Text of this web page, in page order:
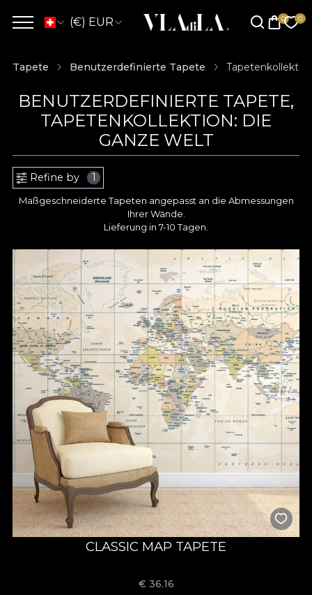
(€) EUR
Tapete Benutzerdefinierte Tapete
BENUTZERDEFINIERTE TAPETE,
TAPETENKOLLEKTION: DIE
GANZE WELT
Refine by 1
Maßgeschneiderte Tapeten angepasst an die Abmessungen
Ihrer Wände.
Lieferung in 7-10 Tagen.
CLASSIC MAP TAPETE
€ 36.16